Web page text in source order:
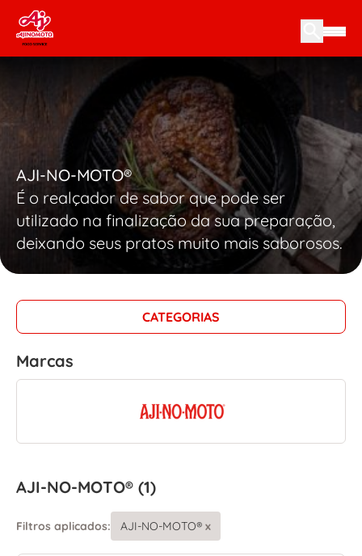
Skip to content
AJI-NO-MOTO®
É o realçador de sabor que pode ser
utilizado na finalização da sua preparação,
deixando seus pratos muito mais saborosos.
CATEGORIAS
Marcas
AJI-NO-MOTO® (1)
Filtros aplicados: AJI-NO-MOTO® x